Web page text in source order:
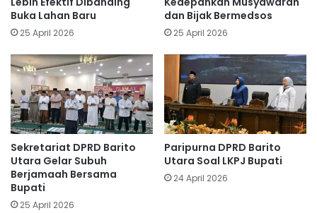
Buka Lahan Baru
25 April 2026
dan Bijak Bermedsos
25 April 2026
Sekretariat DPRD Barito
Utara Gelar Subuh
Berjamaah Bersama
Bupati
25 April 2026
Paripurna DPRD Barito
Utara Soal LKPJ Bupati
24 April 2026